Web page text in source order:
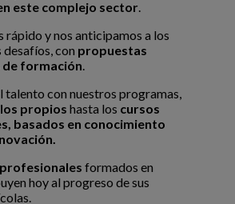
este complejo sector
rápido y nos anticipamos a los
desafíos, con propuestas
formación
talento con nuestros programas,
propios hasta los cursos
basados en conocimiento
formados en
hoy al progreso de sus